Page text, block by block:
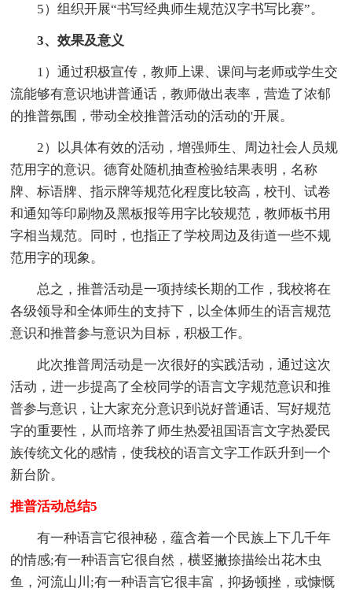
5）组织开展“书写经典师生规范汉字书写比赛”。
3、效果及意义
1）通过积极宣传，教师上课、课间与老师或学生交
流能够有意识地讲普通话，教师做出表率，营造了浓郁
的推普氛围，带动全校推普活动的活动的'开展。
2）以具体有效的活动，增强师生、周边社会人员规
范用字的意识。德育处随机抽查检验结果表明，名称
牌、标语牌、指示牌等规范化程度比较高，校刊、试卷
和通知等印刷物及黑板报等用字比较规范，教师板书用
字相当规范。同时，也指正了学校周边及街道一些不规
范用字的现象。
总之，推普活动是一项持续长期的工作，我校将在
各级领导和全体师生的支持下，以全体师生的语言规范
意识和推普参与意识为目标，积极工作。
此次推普周活动是一次很好的实践活动，通过这次
活动，进一步提高了全校同学的语言文字规范意识和推
普参与意识，让大家充分意识到说好普通话、写好规范
字的重要性，从而培养了师生热爱祖国语言文字热爱民
族传统文化的感情，使我校的语言文字工作跃升到一个
新台阶。
推普活动总结5
有一种语言它很神秘，蕴含着一个民族上下几千年
的情感;有一种语言它很自然，横竖撇捺描绘出花木虫
鱼，河流山川;有一种语言它很丰富，抑扬顿挫，或慷慨